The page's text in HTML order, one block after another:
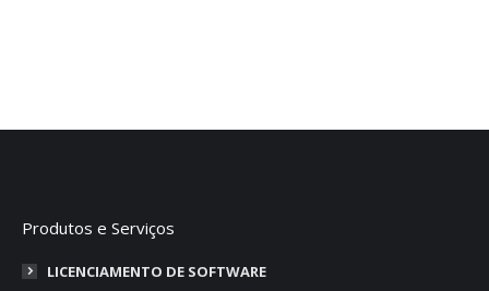
Produtos e Serviços
LICENCIAMENTO DE SOFTWARE